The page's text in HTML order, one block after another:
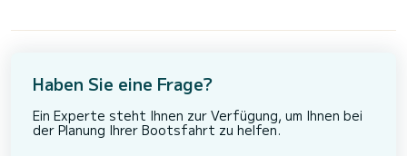
Haben Sie eine Frage?
Ein Experte steht Ihnen zur Verfügung, um Ihnen bei
der Planung Ihrer Bootsfahrt zu helfen.